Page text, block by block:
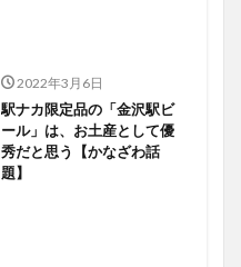
2022年3月6日
駅ナカ限定品の「金沢駅ビ
ール」は、お土産として優
秀だと思う【かなざわ話
題】